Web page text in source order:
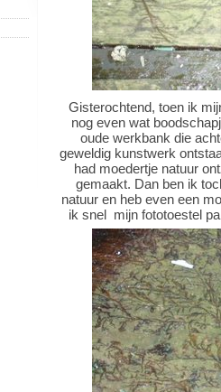
Gisterochtend, toen ik
nog even wat
oude werkbank die
geweldig kunstwerk
had moedertje natuur
gemaakt. Dan ben ik
natuur en heb even een
ik snel mijn fototoestel